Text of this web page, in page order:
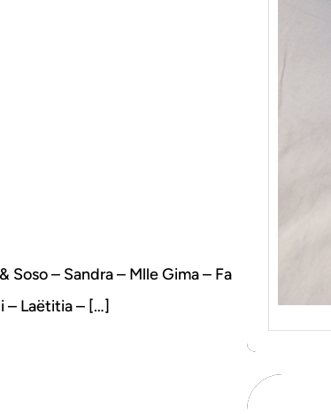
– Sandra – Mlle Gima – Fa
– Laëtitia – […]